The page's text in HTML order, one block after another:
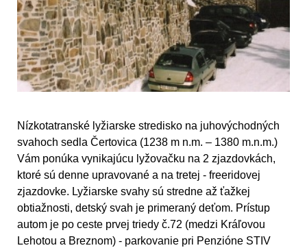
Nízkotatranské lyžiarske stredisko na juhovýchodných
svahoch sedla Čertovica (1238 m n.m. – 1380 m.n.m.)
Vám ponúka vynikajúcu lyžovačku na 2 zjazdovkách,
ktoré sú denne upravované a na tretej - freeridovej
zjazdovke. Lyžiarske svahy sú stredne až ťažkej
obtiažnosti, detský svah je primeraný deťom. Prístup
autom je po ceste prvej triedy č.72 (medzi Kráľovou
Lehotou a Breznom) - parkovanie pri Penzióne STIV